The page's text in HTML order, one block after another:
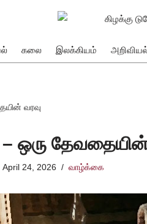
கலை இலக்கியம்
வரவு
தேவதையின்
April 24, 2026 வாழ்க்கை